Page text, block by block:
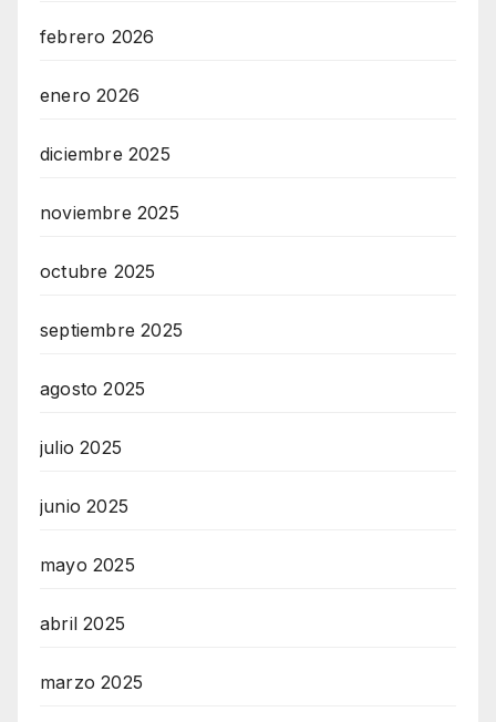
febrero 2026
enero 2026
diciembre 2025
noviembre 2025
octubre 2025
septiembre 2025
agosto 2025
julio 2025
junio 2025
mayo 2025
abril 2025
marzo 2025